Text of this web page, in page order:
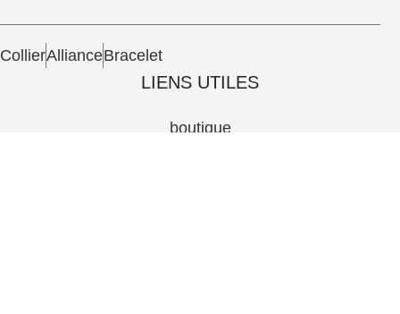
CollierAllianceBracelet
LIENS UTILES
boutique